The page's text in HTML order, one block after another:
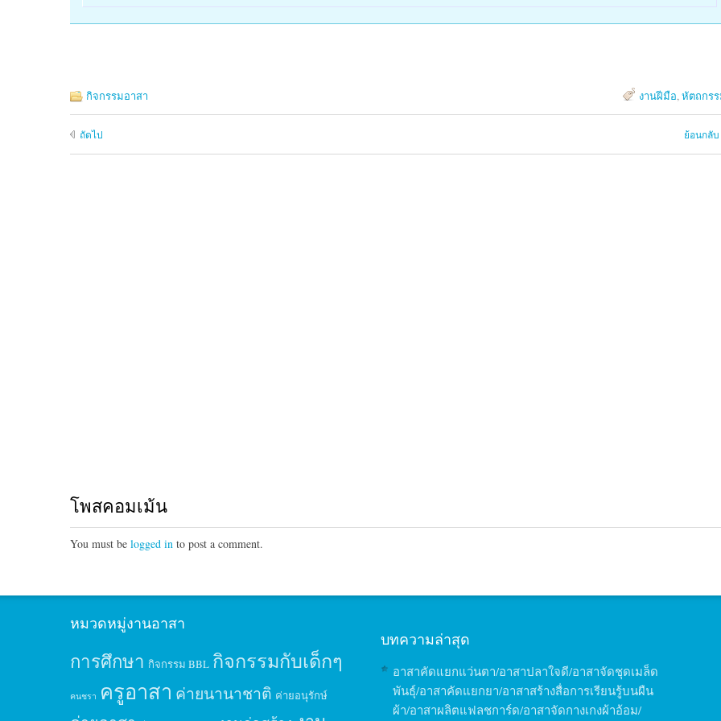
กิจกรรมอาสา งานฝีมือ,หัตถกร
ถัดไป ย้อนกลับ
โพสคอมเม้น
You must be logged in to post a comment.
หมวดหมู่งานอาสา
การศึกษา กิจกรรม BBL กิจกรรมกับเด็กๆ
คนชรา ครูอาสา ค่ายนานาชาติ ค่ายอนุรักษ์
บทความล่าสุด
อาสาคัดแยกแว่นตา/อาสาปลาใจดี/อาสาจัดชุดเมล็ด
พันธุ์/อาสาคัดแยกยา/อาสาสร้างสื่อการเรียนรู้บนผืน
ผ้า/อาสาผลิตแฟลชการ์ด/อาสาจัดกางเกงผ้าอ้อม/